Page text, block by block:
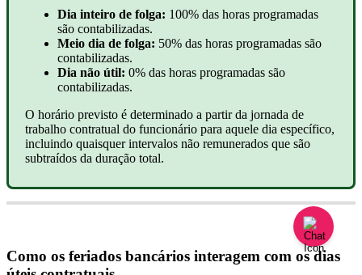
Dia inteiro de folga: 100% das horas programadas
são contabilizadas.
Meio dia de folga: 50% das horas programadas são
contabilizadas.
Dia não útil: 0% das horas programadas são
contabilizadas.
O horário previsto é determinado a partir da jornada de
trabalho contratual do funcionário para aquele dia específico,
incluindo quaisquer intervalos não remunerados que são
subtraídos da duração total.
Como os feriados bancários interagem com os dias